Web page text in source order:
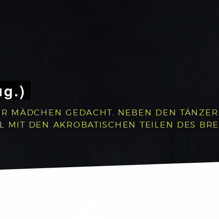
MÄDCHEN GEDACHT. NEBEN DEN
MIT DEN AKROBATISCHEN TEILEN DES